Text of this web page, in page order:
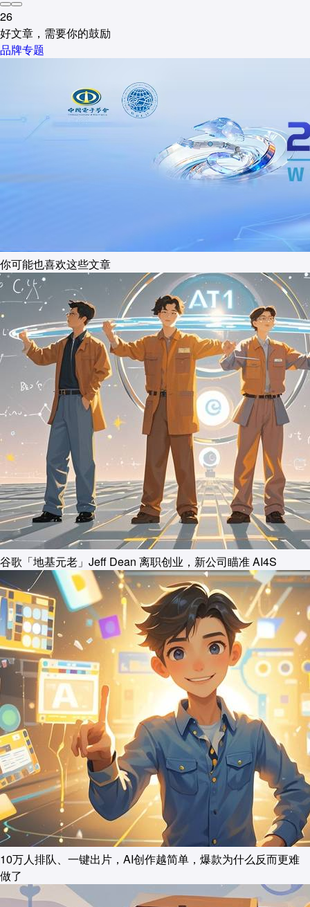
26
好文章，需要你的鼓励
品牌专题
你可能也喜欢这些文章
谷歌「地基元老」Jeff Dean 离职创业，新公司瞄准 AI4S
10万人排队、一键出片，AI创作越简单，爆款为什么反而更难
做了